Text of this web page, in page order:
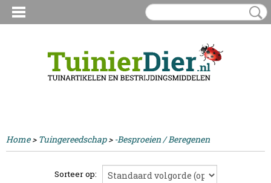
Home> Tuingereedschap> -Besproeien / Beregenen
Sorteer op: